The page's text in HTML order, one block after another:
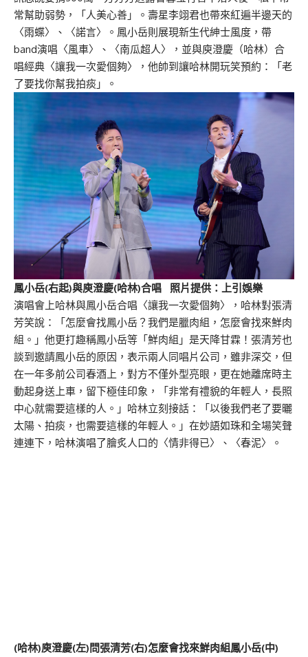
常幫助弱勢，「人美心善」。壽星李翊君也帶來紅遍半邊天的
〈雨蝶〉、〈諾言〉。鳳小岳則展現新生代紳士風度，帶
band演唱〈風車〉、〈南瓜超人〉，並與庾澄慶（哈林）合
唱經典〈讓我一次愛個夠〉，他帥到讓哈林開玩笑預約：「老
了要找你幫我拍痰」。
鳳小岳(右起)與庾澄慶(哈林)合唱 照片提供：上引娛樂
演唱會上哈林與鳳小岳合唱〈讓我一次愛個夠〉，哈林對張清
芳笑說：「怎麼會找鳳小岳？我們是臘肉組，怎麼會找來鮮肉
組。」他更打趣稱鳳小岳等「鮮肉組」是天降甘霖！張清芳也
談到邀請鳳小岳的原因，表示兩人同唱片公司，雖非深交，但
在一年多前公司春酒上，對方不僅外型亮眼，更在她離席時主
動起身送上車，留下極佳印象，「非常有禮貌的年輕人，長照
中心就需要這樣的人。」哈林立刻接話：「以後我們老了要曬
太陽、拍痰，也需要這樣的年輕人。」在妙語如珠和全場笑聲
連連下，哈林演唱了膾炙人口的〈情非得已〉、〈春泥〉。
(哈林)庾澄慶(左)問張清芳(右)怎麼會找來鮮肉組鳳小岳(中)